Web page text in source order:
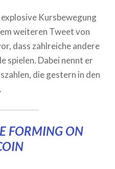
Kursbewegung
weiteren Tweet von
dass zahlreiche andere
spielen. Dabei nennt er
die gestern in den
FORMING ON